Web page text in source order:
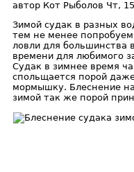
автор Кот Рыболов Чт,
Зимой судак в разных
тем не менее
ловли для большинства
времени для любимого
Судак в зимнее время
спольщается порой
мормышку. Блеснение
зимой так же порой